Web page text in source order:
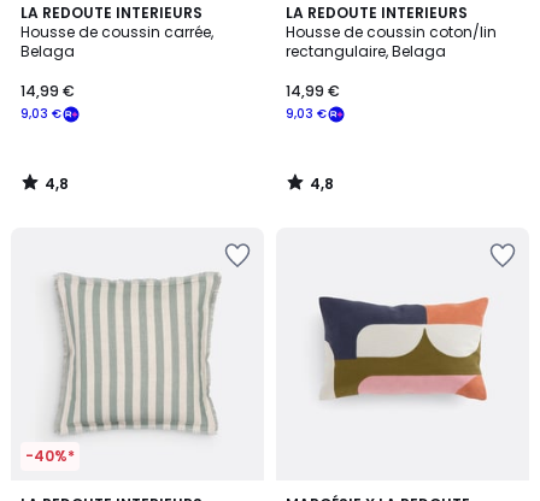
LA REDOUTE INTERIEURS
Housse de coussin carrée,
Belaga
9,03 €
14,99 €
4,8
/ 5
4,8
/
LA REDOUTE INTERIEURS
Housse de coussin coton/lin
rectangulaire, Belaga
9,03 €
14,99 €
4,8
/ 5
4,8
/
-40%*